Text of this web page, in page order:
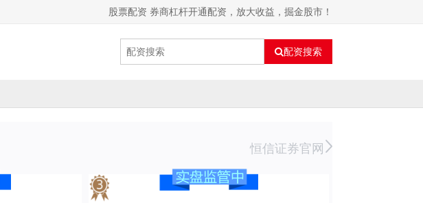
股票配资 券商杠杆开通配资，放大收益，掘金股市！
配资搜索
恒信证券官网